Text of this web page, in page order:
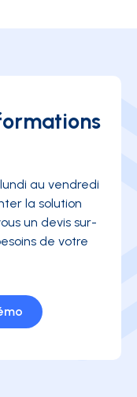
au vendredi
la solution
un devis sur-
de votre